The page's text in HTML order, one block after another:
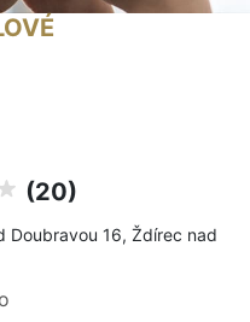
(20)
Doubravou 16, Ždírec nad